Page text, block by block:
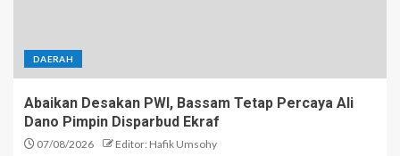
DAERAH
Abaikan Desakan PWI, Bassam Tetap Percaya Ali
Dano Pimpin Disparbud Ekraf
07/08/2026 Editor: Hafik Umsohy